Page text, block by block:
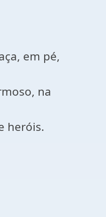
em pé,
na
heróis.